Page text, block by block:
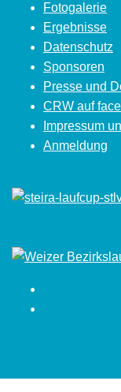
Fotogalerie
Ergebnisse
Datenschutz
Sponsoren
Presse und
CRW auf
Impressum
Anmeldung